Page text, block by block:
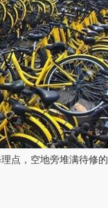
点，空地旁堆满待修的